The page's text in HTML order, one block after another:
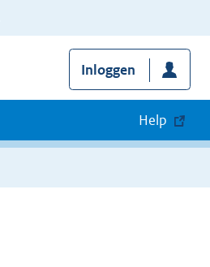
Inloggen
Help